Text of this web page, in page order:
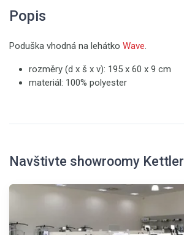
Popis
Poduška vhodná na lehátko Wave.
rozměry (d x š x v): 195 x 60 x 9 cm
materiál: 100% polyester
Navštivte showroomy Kettler